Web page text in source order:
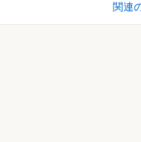
関連